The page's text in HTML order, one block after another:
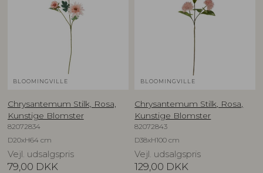
BLOOMINGVILLE
Chrysantemum Stilk, Rosa,
Kunstige Blomster
82072834
D20xH64 cm
Vejl. udsalgspris
79,00 DKK
BLOOMINGVILLE
Chrysantemum Stilk, Rosa,
Kunstige Blomster
82072843
D38xH100 cm
Vejl. udsalgspris
129,00 DKK